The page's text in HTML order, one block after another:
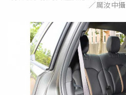
／厲汝中攝